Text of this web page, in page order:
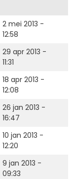
2 mei 2013 -
12:58
29 apr 2013 -
11:31
18 apr 2013 -
12:08
26 jan 2013 -
16:47
10 jan 2013 -
12:20
9 jan 2013 -
09:33